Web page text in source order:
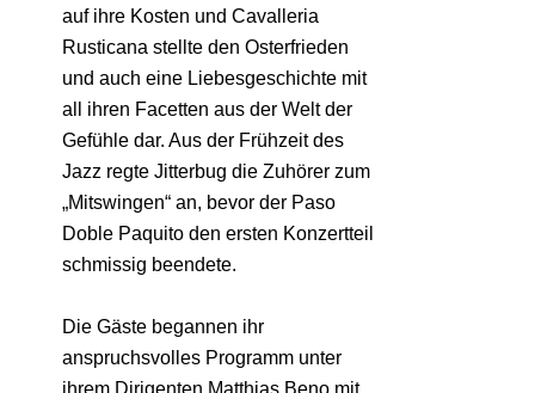
auf ihre Kosten und Cavalleria
Rusticana stellte den Osterfrieden
und auch eine Liebesgeschichte mit
all ihren Facetten aus der Welt der
Gefühle dar. Aus der Frühzeit des
Jazz regte Jitterbug die Zuhörer zum
„Mitswingen“ an, bevor der Paso
Doble Paquito den ersten Konzertteil
schmissig beendete.
Die Gäste begannen ihr
anspruchsvolles Programm unter
ihrem Dirigenten Matthias Beno mit